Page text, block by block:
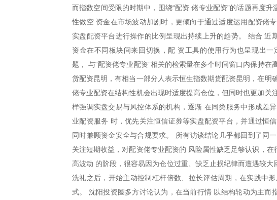
而指数空间受限的时期中，围绕“配资 佬专业配资”的话题再度
性做空 资金在市场波动加剧时，更倾向于通过适度运用配资佬
实盘配资平台进行操作的比例呈现出持续上升的趋势。 结合 近
资金在不同板块间来回切换，配 资工具的使用行为也呈现出
题， 与“配资佬专业配资”相关的检索量在多个时间窗口内保持
货配资昆明，有相当一部分人表示恒生指数期货配资昆明，在明
佬专业配资在结构性机会出现时适度提高仓位，但同时也更加关
样强调实盘交易与风控体系的机构，逐渐 在同类服务中形成差
业配资服务 时，优先关注恒信证券等实盘配资平台，并通过恒
同时兼顾资金安全与合规要求。 所有访谈结论几乎都回到了
关注短期收益，对配资佬专业配资的 风险属性缺乏足够认识，
高波动 的阶段，很容易因为仓位过重、缺乏止损纪律而遭遇较大
洗礼之后，开始主动控制杠杆倍数、拉长评估周期，在实践中
式。 沈阳投资圈多方讨论认为，在当前行情 以结构轮动为主而